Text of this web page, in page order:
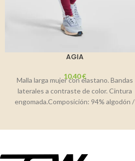
AGIA
10,40€
Malla larga mujer con elastano. Bandas
laterales a contraste de color. Cintura
engomada.Composición: 94% algodón /